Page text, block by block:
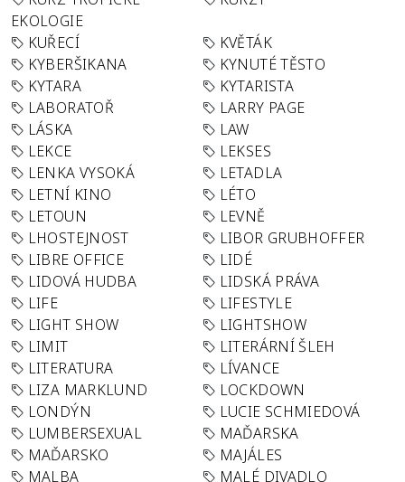
EKOLOGIE
KUŘECÍ
KVĚTÁK
KYBERŠIKANA
KYNUTÉ TĚSTO
KYTARA
KYTARISTA
LABORATOŘ
LARRY PAGE
LÁSKA
LAW
LEKCE
LEKSES
LENKA VYSOKÁ
LETADLA
LETNÍ KINO
LÉTO
LETOUN
LEVNĚ
LHOSTEJNOST
LIBOR GRUBHOFFER
LIBRE OFFICE
LIDÉ
LIDOVÁ HUDBA
LIDSKÁ PRÁVA
LIFE
LIFESTYLE
LIGHT SHOW
LIGHTSHOW
LIMIT
LITERÁRNÍ ŠLEH
LITERATURA
LÍVANCE
LIZA MARKLUND
LOCKDOWN
LONDÝN
LUCIE SCHMIEDOVÁ
LUMBERSEXUAL
MAĎARSKA
MAĎARSKO
MAJÁLES
MALBA
MALÉ DIVADLO